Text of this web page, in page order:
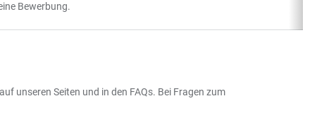
Bewerbung.
unseren Seiten und in den FAQs. Bei Fragen zum